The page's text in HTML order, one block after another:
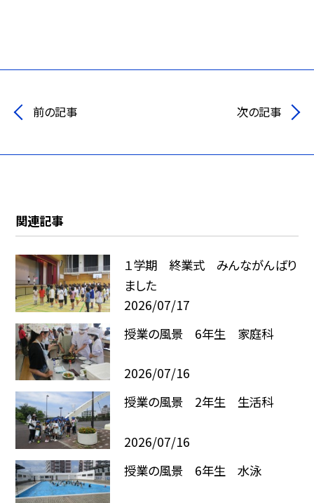
前の記事 次の記事
関連記事
１学期 終業式 みんながんばり
ました
2026/07/17
授業の風景 6年生 家庭科
2026/07/16
授業の風景 2年生 生活科
2026/07/16
授業の風景 6年生 水泳